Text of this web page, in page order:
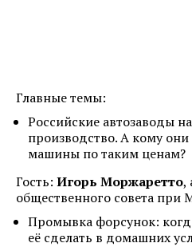
Главные темы:
Российские автозаводы
производство. А кому
машины по таким ценам?
Гость: Игорь Моржаретто,
общественного совета
Промывка форсунок:
её сделать в домашних